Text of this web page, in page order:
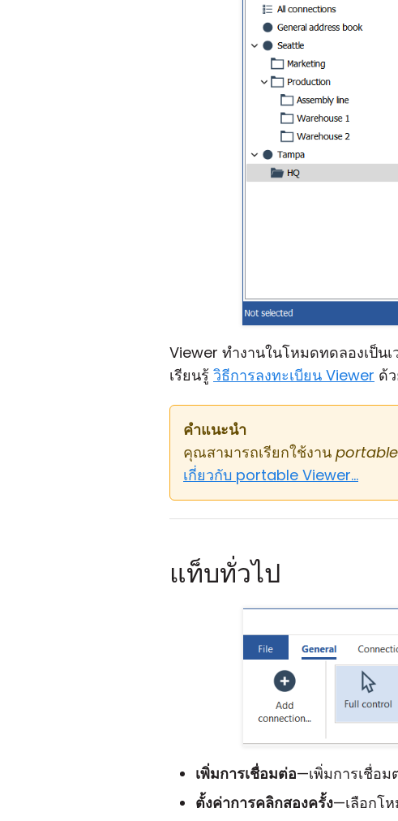
Viewer ทำงานในโหมดทดลองเป็น
เรียนรู้ วิธีการลงทะเบียน Viewer ด้
คำแนะนำ
คุณสามารถเรียกใช้งาน
เกี่ยวกับ portable Viewer...
แท็บทั่วไป
เพิ่มการเชื่อมต่อ—เพิ่มการเชื่อม
ตั้งค่าการคลิกสองครั้ง—เลือกโ